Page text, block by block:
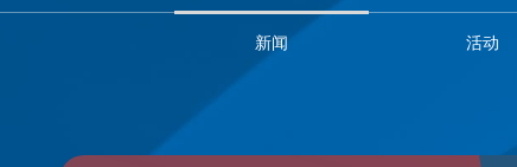
新闻 活动